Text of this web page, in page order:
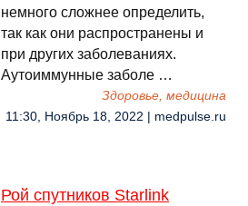
немного сложнее определить,
так как они распространены и
при других заболеваниях.
Аутоиммунные заболе …
Здоровье, медицина
11:30, Ноябрь 18, 2022 | medpulse.ru
Рой спутников Starlink